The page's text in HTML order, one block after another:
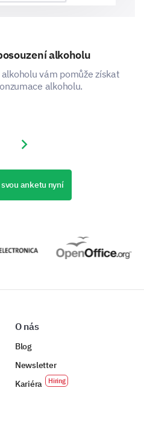
alkoholu
vám pomůže získat
alkoholu.
slide
Next slide
anketu nyní
O nás
Blog
Newsletter
Kariéra